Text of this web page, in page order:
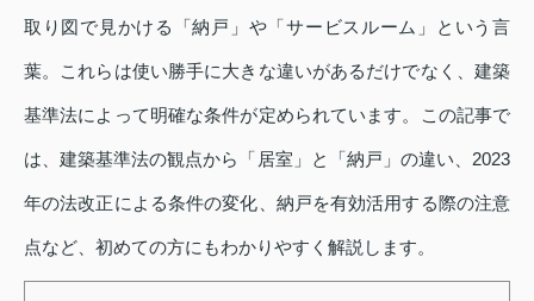
取り図で見かける「納戸」や「サービスルーム」という言
葉。これらは使い勝手に大きな違いがあるだけでなく、建築
基準法によって明確な条件が定められています。この記事で
は、建築基準法の観点から「居室」と「納戸」の違い、2023
年の法改正による条件の変化、納戸を有効活用する際の注意
点など、初めての方にもわかりやすく解説します。